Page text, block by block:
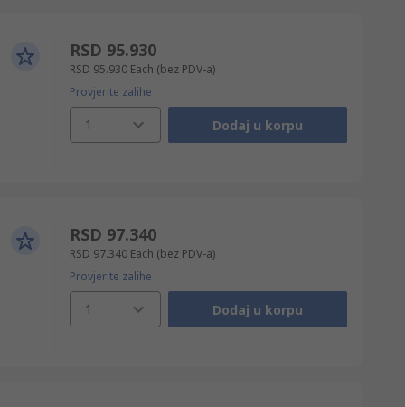
RSD 95.930
RSD 95.930 Each (bez PDV-a)
Provjerite zalihe
1 Dodaj u korpu
RSD 97.340
RSD 97.340 Each (bez PDV-a)
Provjerite zalihe
1 Dodaj u korpu